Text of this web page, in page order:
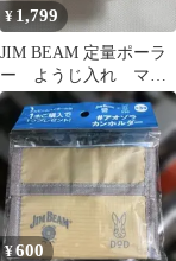
¥1,799
JIM BEAM 定量ポーラ
ー ようじ入れ マド
ラー コインケース
ジムビーム
¥600